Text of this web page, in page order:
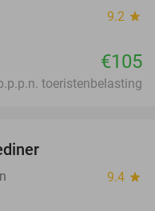
9.2 star
€105
toeristenbelasting
9.4 star